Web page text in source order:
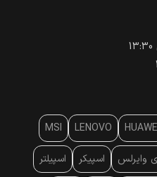
LENOVO
MSI
وایرلس اسپیکر اسپیلتر